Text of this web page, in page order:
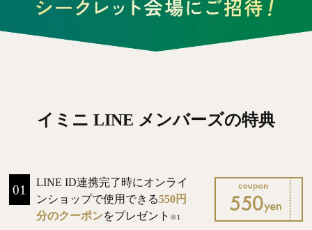
お買い物ガイド
イミニ LINE メンバーズの特典
01
LINE ID連携完了時にオンライ
ンショップで使用できる550円
分のクーポンをプレゼント ※1